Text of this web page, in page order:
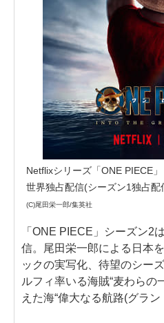
Netflixシリーズ「ONE PIECE
世界独占配信(シーズン1独占配
(C)尾田栄一郎/集英社
「ONE PIECE」シーズン2
信。尾田栄一郎による日本
ックの実写化、待望のシー
ルフィ率いる海賊“麦わらの
えた海“偉大なる航路(グラン